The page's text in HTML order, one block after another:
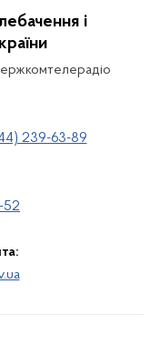
і
239-63-89
52